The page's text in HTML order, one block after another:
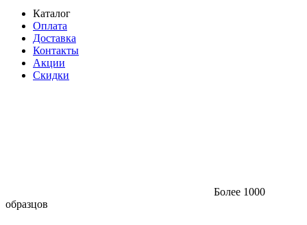
Каталог
Оплата
Доставка
Контакты
Акции
Скидки
Более 1000
образцов